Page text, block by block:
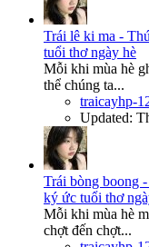
Trái lê ki ma -
tuổi thơ ngày hè
Mỗi khi mùa hè
thể chúng ta...
traicayhp-
Updated:
Trái bòng boong
ký ức tuổi thơ
Mỗi khi mùa hè
chợt đến chợt...